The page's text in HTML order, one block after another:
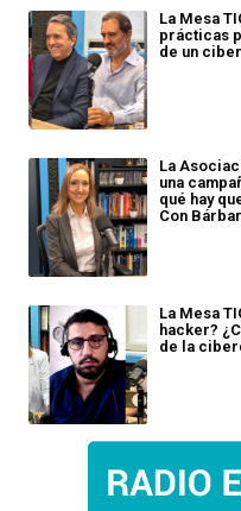
La Mesa
prácticas
de un
La
una
qué hay
Con
La Mesa
hacker?
de la